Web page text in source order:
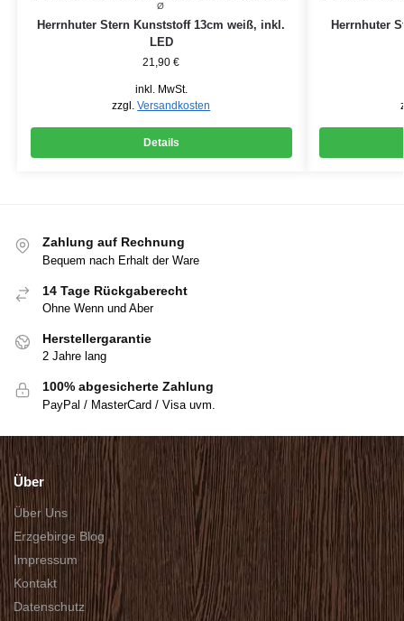
Ø
Herrnhuter Stern Kunststoff 13cm weiß, inkl.
LED
21,90€
inkl. MwSt.
zzgl.Versandkosten
Details
Herrnhuter
Zahlung auf Rechnung
Bequem nach Erhalt der Ware
14 Tage Rückgaberecht
Ohne Wenn und Aber
Herstellergarantie
2 Jahre lang
100% abgesicherte Zahlung
PayPal / MasterCard / Visa uvm.
Über
Über Uns
Erzgebirge Blog
Impressum
Kontakt
Datenschutz